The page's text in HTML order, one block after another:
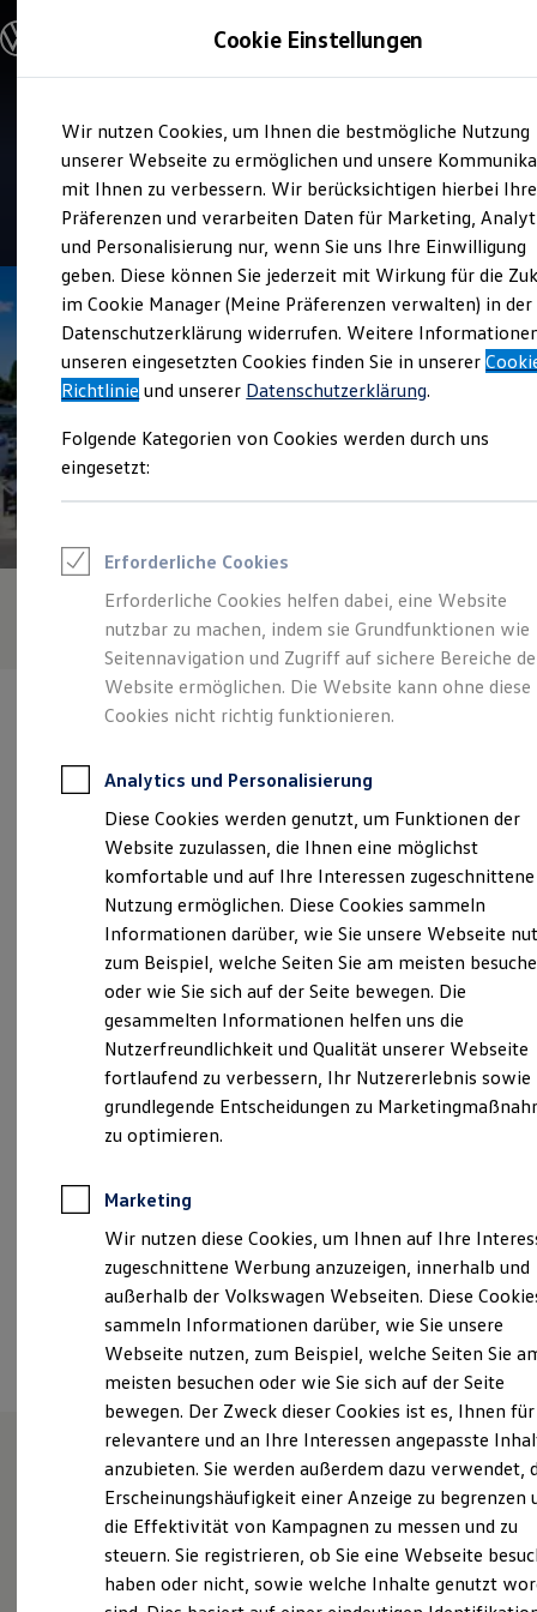
Hauptinhalt
springen
Footer
springen
Modelle & Konfigurator
Nutzfahrzeugkategorien entdecken
Modelle konfigurieren
Vorgängermodelle und Oldtimer
Vorgängermodelle
Oldtimer
Bulli Historie
Branchenlösungen & Gewerbekunden
Umbaulösungen und Hersteller finden
Auf- und Umbauten entdecken & konfigurieren
Groß- und Sonderkunden
Großkunden
Kommunen & Behörden
Journalisten
Sportvereine
Branchenlösungen
Gewerbliche Personenbeförderung
Service & mobile Werkstätten
Menschen mit Behinderung
Rettungsdienste
ONE Business ID Vorteile
Fahrzeugsuche & Marktplatz
Fahrzeugsuche
Fahrzeuge online kaufen
Digitaler Marktplatz
Kauf & Finanzierung
Online-Fahrzeugbewertung
Für Privatkunden
Für Gewerbekunden
Profi Paket
TopDeal
Gebrauchtwagen
ProfiPartner für Gebrauchtwagen
Zertifizierte Gebrauchtwagen
Finanzierung
Für Privatkunden
Für Gewerbekunden
Leasing
Für Privatkunden
Für Gewerbekunden
Versicherungen & Garantien
Garantien
Kfz-Versicherung für Nutzfahrzeuge
Restschuldversicherung
Wartungsverträge
Reparatur & Service
Sommer-Special
Reparatur, Pflege & Inspektion
Servicetermin anfragen
Service-Vorteile bei Volkswagen Nutzfahrzeuge
ServicePlus
Economy Service
Räder & Reifen Service
Ersatzfahrzeuge
Notdienst und Pannenhilfe
Software, Konnektivität & Apps
California App
VW Connect für Ihren Transporter/Caravelle
VW Connect für Ihren Amarok
VW Connect für andere Modelle
Fleet Interface Data
Multistop Pathfinder
Übersicht Software Updates
Verkauf und Service
Gottfried Schultz Wuppertal
4.5| 235 Bewertungen
Verantwortlich für die Inhalte auf dieser Seite ist die Gottfried
Schultz Wuppertal GmbH - Co. KG (Impressum & Rechtliches)
Uellendahler Str. 245-251, 42109 Wuppertal
info_40@gottfried-schultz.de
+49 202 27570
Montag-Freitag 07:00-18:00 Uhr
Samstag
09:00 -14:00 Uhr
Ansprechpartner
Termin vereinbaren
Herzlich willkommen im
Volkswagen Zentrum
Wuppertal!
Cookie Einstellungen
Wir nutzen Cookies, um Ihnen die bestmögliche Nutzung
unserer Webseite zu ermöglichen und unsere
mit Ihnen zu verbessern. Wir berücksichtigen hierbei Ihre
Präferenzen und verarbeiten Daten für Marketing,
und Personalisierung nur, wenn Sie uns Ihre Einwilligung
geben. Diese können Sie jederzeit mit Wirkung für die
im Cookie Manager (Meine Präferenzen verwalten) in der
Datenschutzerklärung widerrufen. Weitere
unseren eingesetzten Cookies finden Sie in unserer
Richtlinie und unserer Datenschutzerklärung.
Folgende Kategorien von Cookies werden durch uns
eingesetzt:
Erforderliche Cookies
Erforderliche Cookies helfen dabei, eine Website
nutzbar zu machen, indem sie Grundfunktionen wie
Seitennavigation und Zugriff auf sichere Bereiche
Website ermöglichen. Die Website kann ohne diese
Cookies nicht richtig funktionieren.
Analytics und Personalisierung
Diese Cookies werden genutzt, um Funktionen der
Website zuzulassen, die Ihnen eine möglichst
komfortable und auf Ihre Interessen zugeschnittene
Nutzung ermöglichen. Diese Cookies sammeln
Informationen darüber, wie Sie unsere Webseite
zum Beispiel, welche Seiten Sie am meisten
oder wie Sie sich auf der Seite bewegen. Die
gesammelten Informationen helfen uns die
Nutzerfreundlichkeit und Qualität unserer Webseite
fortlaufend zu verbessern, Ihr Nutzererlebnis sowie
grundlegende Entscheidungen zu
zu optimieren.
Marketing
Wir nutzen diese Cookies, um Ihnen auf Ihre
zugeschnittene Werbung anzuzeigen, innerhalb und
außerhalb der Volkswagen Webseiten. Diese
sammeln Informationen darüber, wie Sie unsere
Webseite nutzen, zum Beispiel, welche Seiten Sie
meisten besuchen oder wie Sie sich auf der Seite
bewegen. Der Zweck dieser Cookies ist es, Ihnen für
relevantere und an Ihre Interessen angepasste
anzubieten. Sie werden außerdem dazu verwendet,
Erscheinungshäufigkeit einer Anzeige zu begrenzen
die Effektivität von Kampagnen zu messen und zu
steuern. Sie registrieren, ob Sie eine Webseite
haben oder nicht, sowie welche Inhalte genutzt